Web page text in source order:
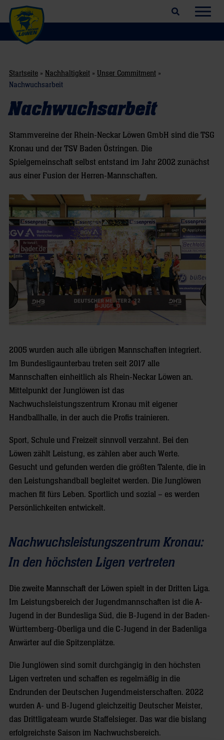
Suchfeld öffnen
Startseite » Nachhaltigkeit » Unser Commitment »
Nachwuchsarbeit
Nachwuchsarbeit
Stammvereine der Rhein-Neckar Löwen GmbH sind die TSG
Kronau und der TSV Baden Östringen. Die
Spielgemeinschaft selbst entstand im Jahr 2002 zunächst
aus einer Fusion der Herren-Mannschaften.
2005 wurden auch alle übrigen Mannschaften integriert.
Im Bundesligaunterbau treten seit 2017 alle
Mannschaften einheitlich als Rhein-Neckar Löwen an.
Mittelpunkt der Junglöwen ist das
Nachwuchsleistungszentrum Kronau mit eigener
Handballhalle, in der auch die Profis trainieren.
Sport, Schule und Freizeit sinnvoll verzahnt. Bei den
Löwen zählt Leistung, es zählen aber auch Werte.
Gesucht und gefunden werden die größten Talente, die in
den Leistungshandball begleitet werden. Die Junglöwen
machen fit fürs Leben. Sportlich und sozial – es werden
Persönlichkeiten entwickelt.
Nachwuchsleistungszentrum Kronau:
In den höchsten Ligen vertreten
Die zweite Mannschaft der Löwen spielt in der Dritten Liga.
Im Leistungsbereich der Jugendmannschaften ist die A-
Jugend in der Bundesliga Süd, die B-Jugend in der Baden-
Württemberg-Oberliga und die C-Jugend in der Badenliga
Anwärter auf die Spitzenplätze.
Die Junglöwen sind somit durchgängig in den höchsten
Ligen vertreten und schaffen es regelmäßig in die
Endrunden der Deutschen Jugendmeisterschaften. 2022
wurden A- und B-Jugend gleichzeitig Deutscher Meister,
das Drittligateam wurde Staffelsieger. Das war die bislang
erfolgreichste Saison im Nachwuchsbereich.